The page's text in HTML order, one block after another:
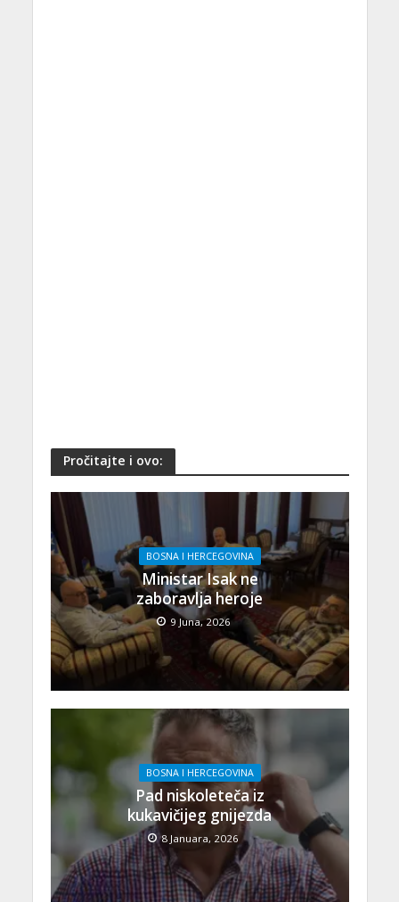
Pročitajte i ovo:
BOSNA I HERCEGOVINA
Ministar Isak ne
zaboravlja heroje
9 Juna, 2026
BOSNA I HERCEGOVINA
Pad niskoleteča iz
kukavičijeg gnijezda
8 Januara, 2026